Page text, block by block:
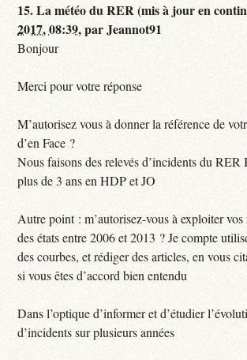
15.La météo du RER (mis à jour en
2017, 08:39,parJeannot91
Bonjour
Merci pour votre réponse
M’autorisez vous à donner la référence de
d’en Face ?
Nous faisons des relevés d’incidents du RER
plus de 3 ans en HDP et JO
Autre point : m’autorisez-vous à exploiter
des états entre 2006 et 2013 ? Je compte
des courbes, et rédiger des articles, en vous
si vous êtes d’accord bien entendu
Dans l’optique d’informer et d’étudier
d’incidents sur plusieurs années